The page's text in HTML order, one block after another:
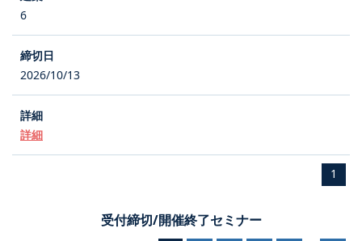
6
2026/10/13
詳細
1
受付締切/開催終了セミナー